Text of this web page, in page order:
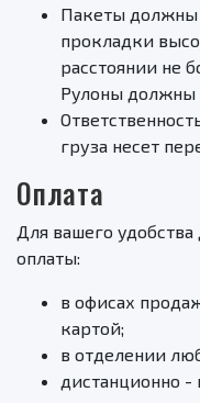
Пакеты должны
прокладки
расстоянии не
Рулоны должны
груза несет
Оплата
Для вашего
оплаты:
в офисах
картой;
в отделении
дистанционно -